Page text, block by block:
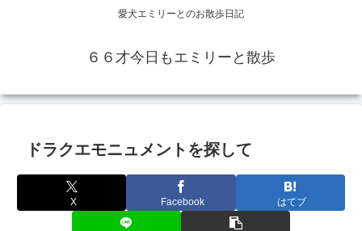
愛犬エミリーとのお散歩日記
６６才今日もエミリーと散歩
ドラクエモニュメントを探して
X Facebook はてブ